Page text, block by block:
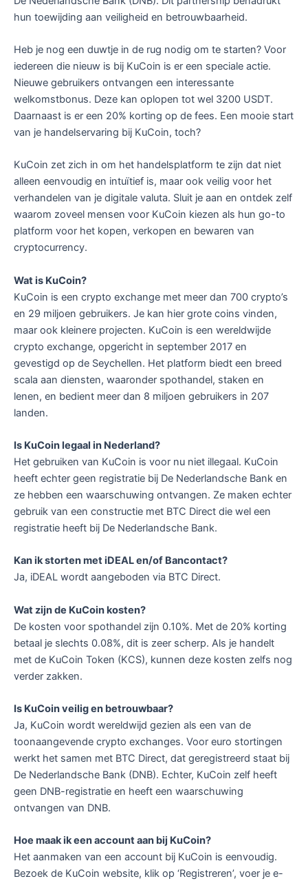
hun toewijding aan veiligheid en betrouwbaarheid.
Heb je nog een duwtje in de rug nodig om te starten? Voor
iedereen die nieuw is bij KuCoin is er een speciale actie.
Nieuwe gebruikers ontvangen een interessante
welkomstbonus. Deze kan oplopen tot wel 3200 USDT.
Daarnaast is er een 20% korting op de fees. Een mooie start
van je handelservaring bij KuCoin, toch?
KuCoin zet zich in om het handelsplatform te zijn dat niet
alleen eenvoudig en intuïtief is, maar ook veilig voor het
verhandelen van je digitale valuta. Sluit je aan en ontdek zelf
waarom zoveel mensen voor KuCoin kiezen als hun go-to
platform voor het kopen, verkopen en bewaren van
cryptocurrency.
Wat is KuCoin?
KuCoin is een crypto exchange met meer dan 700 crypto’s
en 29 miljoen gebruikers. Je kan hier grote coins vinden,
maar ook kleinere projecten. KuCoin is een wereldwijde
crypto exchange, opgericht in september 2017 en
gevestigd op de Seychellen. Het platform biedt een breed
scala aan diensten, waaronder spothandel, staken en
lenen, en bedient meer dan 8 miljoen gebruikers in 207
landen.
Is KuCoin legaal in Nederland?
Het gebruiken van KuCoin is voor nu niet illegaal. KuCoin
heeft echter geen registratie bij De Nederlandsche Bank en
ze hebben een waarschuwing ontvangen. Ze maken echter
gebruik van een constructie met BTC Direct die wel een
registratie heeft bij De Nederlandsche Bank.
Kan ik storten met iDEAL en/of Bancontact?
Ja, iDEAL wordt aangeboden via BTC Direct.
Wat zijn de KuCoin kosten?
De kosten voor spothandel zijn 0.10%. Met de 20% korting
betaal je slechts 0.08%, dit is zeer scherp. Als je handelt
met de KuCoin Token (KCS), kunnen deze kosten zelfs nog
verder zakken.
Is KuCoin veilig en betrouwbaar?
Ja, KuCoin wordt wereldwijd gezien als een van de
toonaangevende crypto exchanges. Voor euro stortingen
werkt het samen met BTC Direct, dat geregistreerd staat bij
De Nederlandsche Bank (DNB). Echter, KuCoin zelf heeft
geen DNB-registratie en heeft een waarschuwing
ontvangen van DNB.
Hoe maak ik een account aan bij KuCoin?
Het aanmaken van een account bij KuCoin is eenvoudig.
Bezoek de KuCoin website, klik op ‘Registreren’, voer je e-